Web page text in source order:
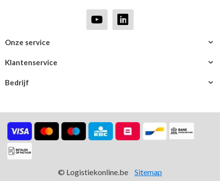
Bedrijf
Klantenservice
Onze service
© Logistiekonline.be Sitemap